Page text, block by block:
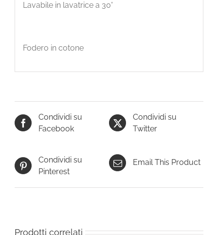
Lavabile in lavatrice a 30°
Fodero in cotone
Condividi su
Facebook
Condividi su
Twitter
Condividi su
Pinterest
Email This Product
Prodotti correlati